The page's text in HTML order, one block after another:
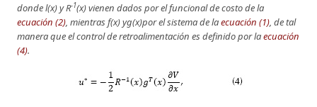
donde l(x) y R-1(x) vienen dados por el funcional de costo de la
ecuación (2), mientras f(x) yg(x)por el sistema de laecuación (1), de tal
manera que el control de retroalimentación es definido por laecuación
(4).